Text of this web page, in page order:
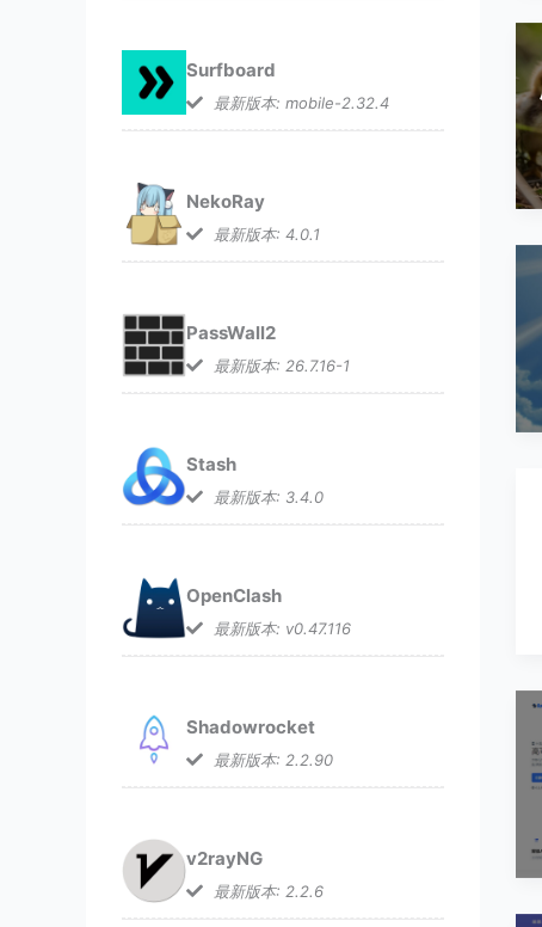
Surfboard
最新版本: mobile-2.32.4
NekoRay
最新版本: 4.0.1
PassWall2
最新版本: 26.7.16-1
Stash
最新版本: 3.4.0
OpenClash
最新版本: v0.47.116
Shadowrocket
最新版本: 2.2.90
v2rayNG
最新版本: 2.2.6